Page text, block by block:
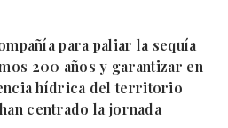
para paliar la sequía
200 años y garantizar en
hídrica del territorio
centrado la jornada